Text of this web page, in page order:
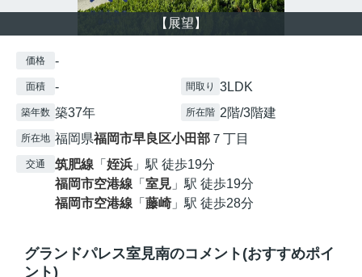
【展望】
価格 -
面積 - 間取り 3LDK
築年数 築37年 所在階 2階/3階建
所在地 福岡県福岡市早良区小田部 ７丁目
交通 筑肥線 「 姪浜 」駅 徒歩19分
福岡市空港線 「 室見 」駅 徒歩19分
福岡市空港線 「 藤崎」駅 徒歩28分
グランドパレス室見南のコメント(おすすめポイ
ント)